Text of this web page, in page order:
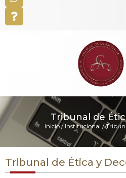
Tribunal de
Inicio/ Institucional /
Tribunal de Ética y